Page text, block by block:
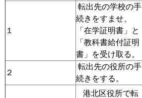
１
転出先の学校の手
続きをすませ、
「在学証明書」と
「教科書給付証明
書」を受け取る。
２
転出先の役所の手
続きをする。
港北区役所で転